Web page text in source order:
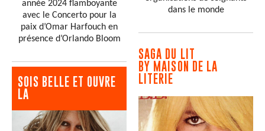
année 2024 flamboyante
avec le Concerto pour la
paix d’Omar Harfouch en
présence d’Orlando Bloom
SOIS BELLE ET OUVRE
LA
dans le monde
SAGA DU LIT
BY MAISON DE LA
LITERIE